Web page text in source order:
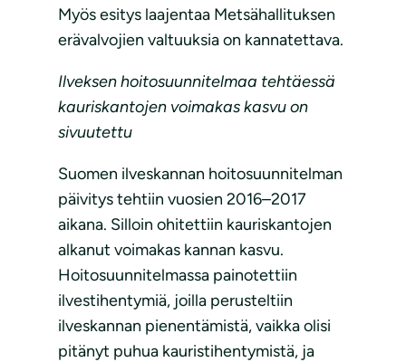
Myös esitys laajentaa Metsähallituksen
erävalvojien valtuuksia on kannatettava.
Ilveksen hoitosuunnitelmaa tehtäessä
kauriskantojen voimakas kasvu on
sivuutettu
Suomen ilveskannan hoitosuunnitelman
päivitys tehtiin vuosien 2016–2017
aikana. Silloin ohitettiin kauriskantojen
alkanut voimakas kannan kasvu.
Hoitosuunnitelmassa painotettiin
ilvestihentymiä, joilla perusteltiin
ilveskannan pienentämistä, vaikka olisi
pitänyt puhua kauristihentymistä, ja